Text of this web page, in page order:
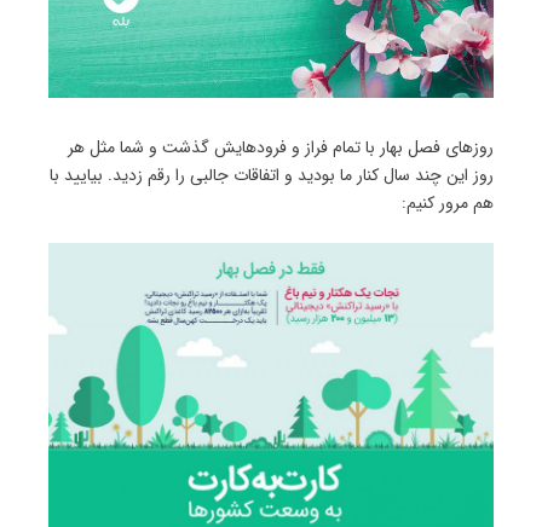
روزهای فصل بهار با تمام فراز و فرودهایش گذشت و شما مثل هر
روز این چند سال کنار ما بودید و اتفاقات جالبی را رقم زدید. بیایید با
هم مرور کنیم: